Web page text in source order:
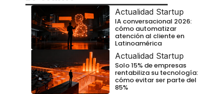
Actualidad Startup
IA conversacional 2026:
cómo automatizar
atención al cliente en
Latinoamérica
Actualidad Startup
Solo 15% de empresas
rentabiliza su tecnología:
cómo evitar ser parte del
85%